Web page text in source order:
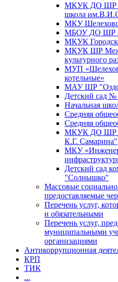
МКУК ДО ШР
школа
МКУ
МБОУ ДО ШР
МКУК
МКУК ШР
культурного
МУП
котельные»
МАУ ШР
Детский сад
Начальная
Средняя
Средняя
МКУК ДО ШР
К.Г. Самарина"
МКУ
Детский сад
"Солнышко"
Массовые
предоставляемые
Перечень услуг,
и обязательными
Перечень услуг,
муниципальными
организациями
Антикоррупционная
КРП
ТИК
...